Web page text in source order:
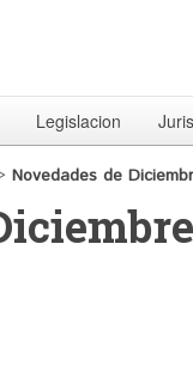
Legislacion
Novedades de